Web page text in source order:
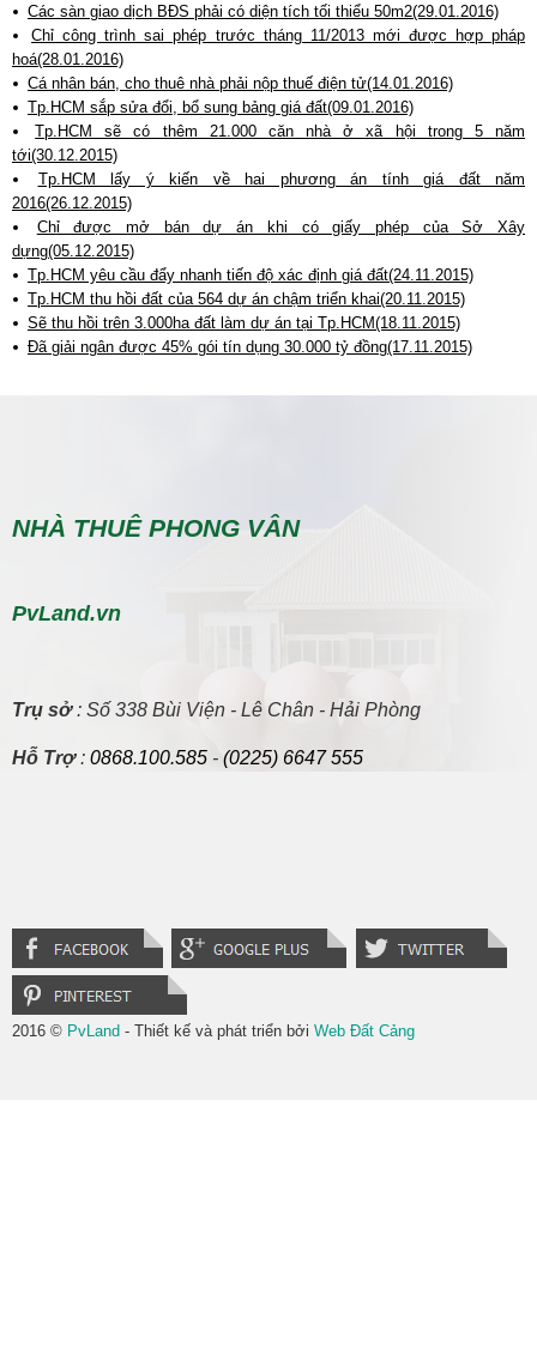
Các sàn giao dịch BĐS phải có diện tích tối thiểu 50m2(29.01.2016)
Chỉ công trình sai phép trước tháng 11/2013 mới được hợp pháp
hoá(28.01.2016)
Cá nhân bán, cho thuê nhà phải nộp thuế điện tử(14.01.2016)
Tp.HCM sắp sửa đổi, bổ sung bảng giá đất(09.01.2016)
Tp.HCM sẽ có thêm 21.000 căn nhà ở xã hội trong 5 năm
tới(30.12.2015)
Tp.HCM lấy ý kiến về hai phương án tính giá đất năm
2016(26.12.2015)
Chỉ được mở bán dự án khi có giấy phép của Sở Xây
dựng(05.12.2015)
Tp.HCM yêu cầu đẩy nhanh tiến độ xác định giá đất(24.11.2015)
Tp.HCM thu hồi đất của 564 dự án chậm triển khai(20.11.2015)
Sẽ thu hồi trên 3.000ha đất làm dự án tại Tp.HCM(18.11.2015)
Đã giải ngân được 45% gói tín dụng 30.000 tỷ đồng(17.11.2015)
NHÀ THUÊ PHONG VÂN
PvLand.vn
Trụ sở: Số 338 Bùi Viện - Lê Chân - Hải Phòng
Hỗ Trợ: 0868.100.585 - (0225) 6647 555
2016 © PvLand - Thiết kế và phát triển bởiWeb Đất Cảng